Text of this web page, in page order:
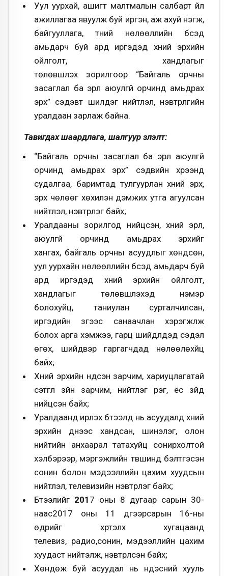
Уул уурхай, ашигт малтмалын салбарт үйл
ажиллагаа явуулж буй иргэн, аж ахуй нэгж,
байгууллага, түүний нөлөөллийн бүсэд
амьдарч буй ард иргэдэд хүний эрхийн
ойлголт, хандлагыг
төлөвшүүлэх зорилгоор “Байгаль орчны
засаглал ба эрүүл аюулгүй орчинд амьдрах
эрх” сэдэвт шилдэг нийтлэл, нэвтрүүлгийн
уралдаан зарлаж байна.
Тавигдах шаардлага, шалгуур үзүүлэлт:
“Байгаль орчны засаглал ба эрүүл аюулгүй
орчинд амьдрах эрх” сэдвийн хүрээнд
судалгаа, баримтад тулгуурлан хүний эрх,
эрх чөлөөг хөхиүлэн дэмжих утга агуулсан
нийтлэл, нэвтрүүлэг байх;
Уралдааны зорилгод нийцсэн, хүний эрүүл,
аюулгүй орчинд амьдрах эрхийг
хангах, байгаль орчны асуудлыг хөндсөн,
уул уурхайн нөлөөллийн бүсэд амьдарч буй
ард иргэдэд хүний эрхийн ойлголт,
хандлагыг төлөвшүүлэхэд нэмэр
болохуйц, таниулан сурталчилсан,
иргэдийн зүгээс санаачлан хэрэгжүүлж
болох арга хэмжээ, гарц шийдлүүдэд сэдэл
өгөх, шийдвэр гаргагчдад нөлөөлөхүйц
байх;
Хүний эрхийн үндсэн зарчим, хариуцлагатай
сэтгүүл зүйн зарчим, нийтлэг үүрэг, ёс зүйд
нийцсэн байх;
Уралдаанд ирүүлэх бүтээлүүд нь асуудалд хүний
эрхийн үүднээс хандсан, шинэлэг, олон
нийтийн анхаарал татахуйц сонирхолтой
хэлбэрээр, мэргэжлийн түвшинд бэлтгэсэн
сонин болон мэдээллийн цахим хуудсын
нийтлэл, телевизийн нэвтрүүлэг байх;
Бүтээлийг 201 7 оны 8 дугаар сарын 30-
наас2017 оны 11 дүгээрсарын 16-ны
өдрийг хүртэлх хугацаанд
телевиз, радио,сонин, мэдээллийн цахим
хуудаст нийтэлж, нэвтрүүлсэн байх;
Хөндөж буй асуудал нь үндэсний хууль